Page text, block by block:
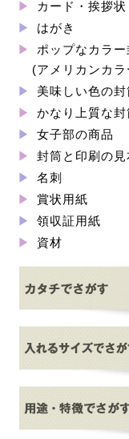
カード・挨拶状
はがき
ポップなカラー
(アメリカンカラ
美味しい色の封
かなり上質な封
女子部の商品
封筒と印刷の見
名刺
賞状用紙
領収証用紙
資材